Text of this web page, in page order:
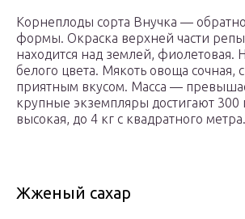
Корнеплоды сорта Внучка —
формы. Окраска верхней части
находится над землей, фиолетовая.
белого цвета. Мякоть овоща сочная,
приятным вкусом. Масса —
крупные экземпляры достигают 300
высокая, до 4 кг с квадратного метра.
Жженый сахар